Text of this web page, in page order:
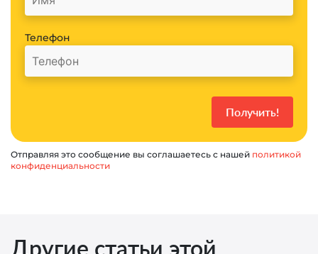
Телефон
Отправляя это сообщение вы соглашаетесь с нашей политикой
конфиденциальности
Другие статьи этой